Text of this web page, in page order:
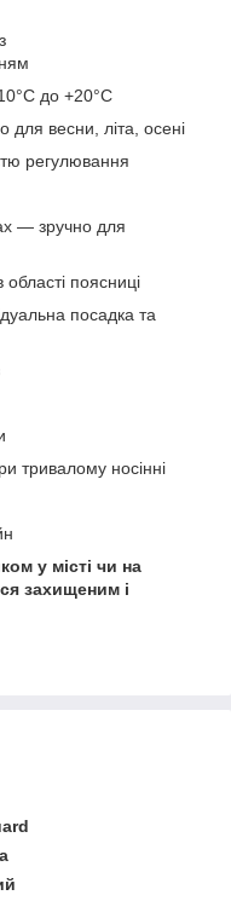
до +20°C
для весни, літа, осені
регулювання
— зручно для
області поясниці
посадка та
тривалому носінні
у місті чи на
захищеним і